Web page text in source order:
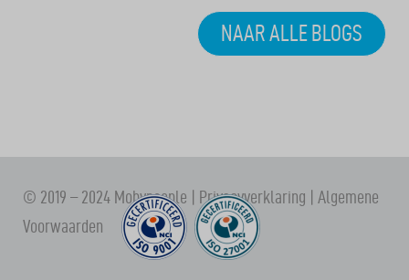
NAAR ALLE BLOGS
© 2019 – 2024 Mobypeople | Privacyverklaring | Algemene
Voorwaarden